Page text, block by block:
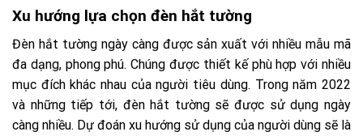
Xu hướng lựa chọn đèn hắt tường
Đèn hắt tường ngày càng được sản xuất với nhiều mẫu mã
đa dạng, phong phú. Chúng được thiết kế phù hợp với nhiều
mục đích khác nhau của người tiêu dùng. Trong năm 2022
và những tiếp tới, đèn hắt tường sẽ được sử dụng ngày
càng nhiều. Dự đoán xu hướng sử dụng của người dùng sẽ là